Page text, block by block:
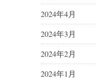
2024年4月
2024年3月
2024年2月
2024年1月